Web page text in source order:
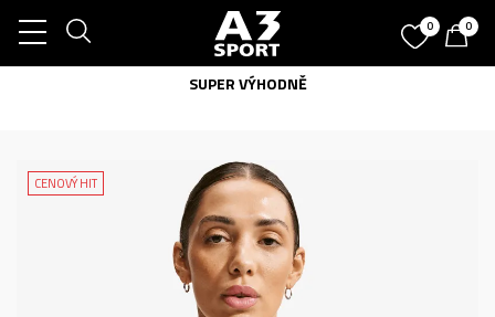
0 0
SUPER VÝHODNĚ
CENOVÝ HIT